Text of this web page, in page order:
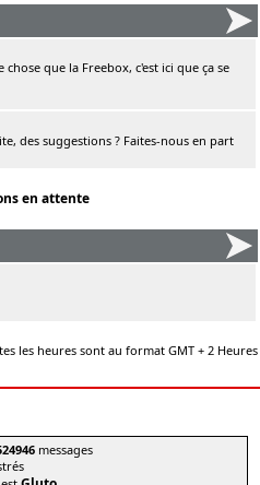
que la Freebox, c'est ici que ça se
des suggestions ? Faites-nous en part
en attente
les heures sont au format GMT + 2 Heures
messages